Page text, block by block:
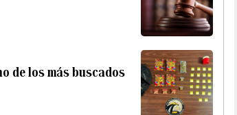
de los más buscados